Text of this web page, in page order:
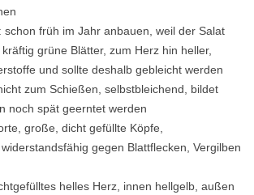
schon früh im Jahr anbauen, weil der Salat
grüne Blätter, zum Herz hin heller,
und sollte deshalb gebleicht werden
zum Schießen, selbstbleichend, bildet
noch spät geerntet werden
große, dicht gefüllte Köpfe,
gegen Blattflecken, Vergilben
helles Herz, innen hellgelb, außen